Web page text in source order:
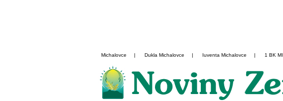
Michalovce | Dukla Michalovce | Iuventa Michalovce | 1 BK MI